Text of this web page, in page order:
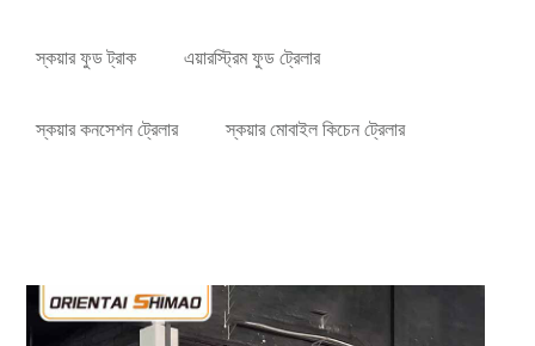
স্কয়ার ফুড ট্রাক এয়ারস্ট্রিম ফুড ট্রেলার
স্কয়ার কনসেশন ট্রেলার স্কয়ার মোবাইল কিচেন ট্রেলার